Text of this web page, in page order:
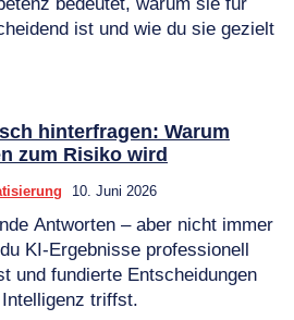
ist und wie du sie gezielt
hinterfragen: Warum
zum Risiko wird
10. Juni 2026
Antworten – aber nicht immer
KI-Ergebnisse professionell
und fundierte Entscheidungen
triffst.